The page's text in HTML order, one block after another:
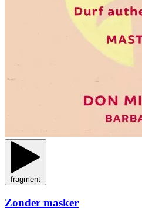
fragment
Zonder masker